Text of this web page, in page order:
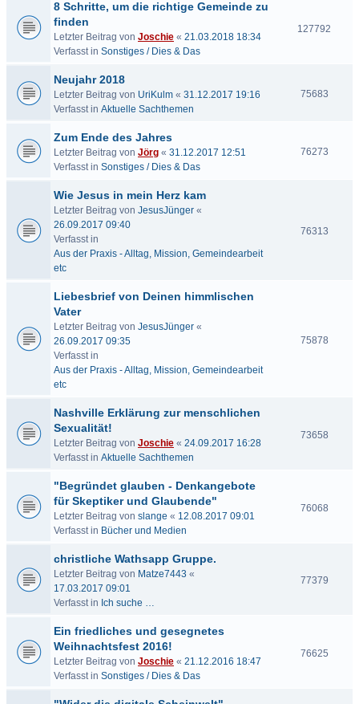
8 Schritte, um die richtige Gemeinde zu
finden
Letzter Beitrag von Joschie « 21.03.2018 18:34
Verfasst in Sonstiges / Dies & Das
127792
Neujahr 2018
Letzter Beitrag von UriKulm « 31.12.2017 19:16
Verfasst in Aktuelle Sachthemen
75683
Zum Ende des Jahres
Letzter Beitrag von Jörg « 31.12.2017 12:51
Verfasst in Sonstiges / Dies & Das
76273
Wie Jesus in mein Herz kam
Letzter Beitrag von JesusJünger «
26.09.2017 09:40
Verfasst in
Aus der Praxis - Alltag, Mission, Gemeindearbeit
etc
76313
Liebesbrief von Deinen himmlischen
Vater
Letzter Beitrag von JesusJünger «
26.09.2017 09:35
Verfasst in
Aus der Praxis - Alltag, Mission, Gemeindearbeit
etc
75878
Nashville Erklärung zur menschlichen
Sexualität!
Letzter Beitrag von Joschie « 24.09.2017 16:28
Verfasst in Aktuelle Sachthemen
73658
"Begründet glauben - Denkangebote
für Skeptiker und Glaubende"
Letzter Beitrag von slange « 12.08.2017 09:01
Verfasst in Bücher und Medien
76068
christliche Wathsapp Gruppe.
Letzter Beitrag von Matze7443 «
17.03.2017 09:01
Verfasst in Ich suche …
77379
Ein friedliches und gesegnetes
Weihnachtsfest 2016!
Letzter Beitrag von Joschie « 21.12.2016 18:47
Verfasst in Sonstiges / Dies & Das
76625